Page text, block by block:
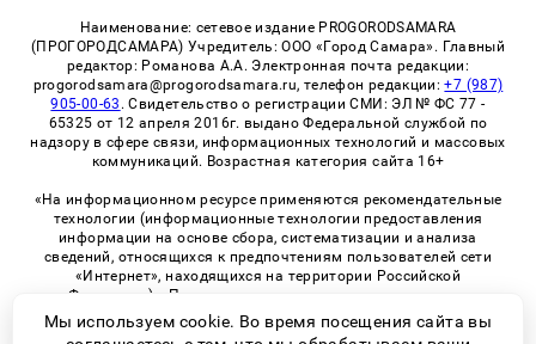
Наименование: сетевое издание PROGORODSAMARA
(ПРОГОРОДСАМАРА) Учредитель: ООО «Город Самара». Главный
редактор: Романова А.А. Электронная почта редакции:
progorodsamara@progorodsamara.ru, телефон редакции:+7 (987)
905-00-63 . Свидетельство о регистрации СМИ: ЭЛ № ФС 77 -
65325 от 12 апреля 2016г. выдано Федеральной службой по
надзору в сфере связи, информационных технологий и массовых
коммуникаций. Возрастная категория сайта 16+
«На информационном ресурсе применяются рекомендательные
технологии (информационные технологии предоставления
информации на основе сбора, систематизации и анализа
сведений, относящихся к предпочтениям пользователей сети
«Интернет», находящихся на территории Российской
Федерации)». Правила применения рекомендательных
технологий в виджетах рекламно-обменной сети
«СМИ2» (PDF)
Мы используем cookie. Во время посещения сайта вы